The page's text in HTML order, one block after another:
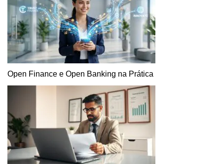
Open Finance e Open Banking na Prática